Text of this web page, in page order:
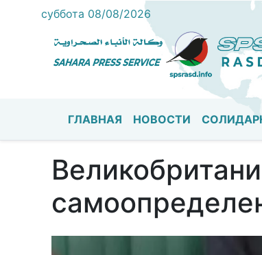
суббота 08/08/2026
ГЛАВНАЯ НОВОСТИ